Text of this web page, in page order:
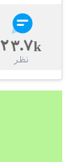
۲۳.۷k
نظر